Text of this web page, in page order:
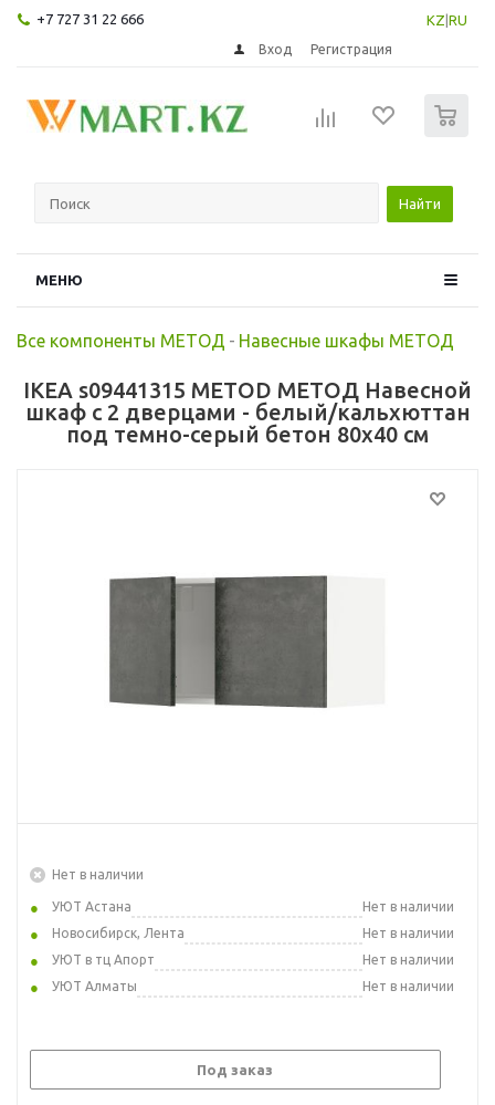
+7 727 31 22 666 KZ RU
Вход Регистрация
Найти
МЕНЮ
Все компоненты МЕТОД - Навесные шкафы МЕТОД
IKEA s09441315 METOD МЕТОД Навесной
шкаф с 2 дверцами - белый/кальхюттан
под темно-серый бетон 80x40 см
Нет в наличии
УЮТ Астана
Нет в наличии
Новосибирск, Лента
Нет в наличии
УЮТ в тц Апорт
Нет в наличии
УЮТ Алматы
Нет в наличии
Под заказ